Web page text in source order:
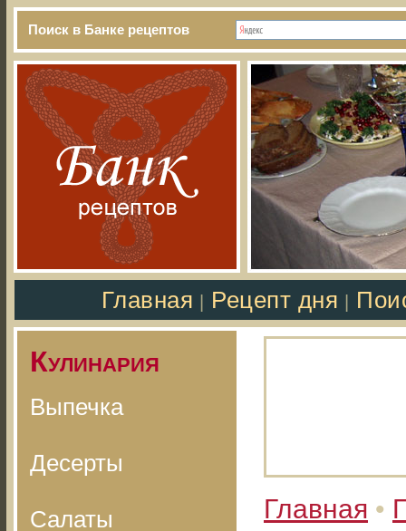
Поиск в Банке рецептов
Главная Рецепт дня
Кулинария
Выпечка
Десерты
Салаты Главная •